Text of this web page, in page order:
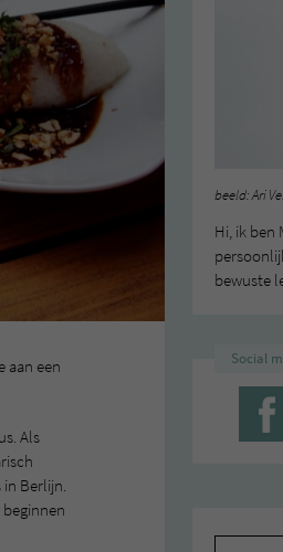
aan een
Als
Berlijn.
beeld: Ari
Hi, ik ben
bewuste
Social